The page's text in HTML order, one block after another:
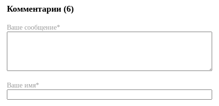
Комментарии (6)
Ваше сообщение*
Ваше имя*